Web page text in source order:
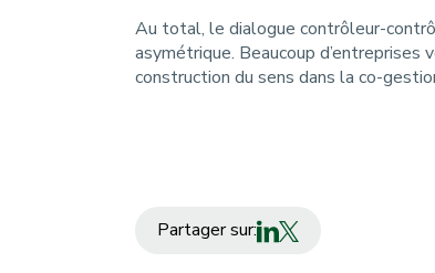
Au total, le dialogue contrôleur-
asymétrique. Beaucoup
construction du sens dans la co-
Partager sur: